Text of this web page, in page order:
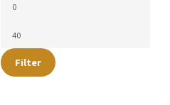
Filter